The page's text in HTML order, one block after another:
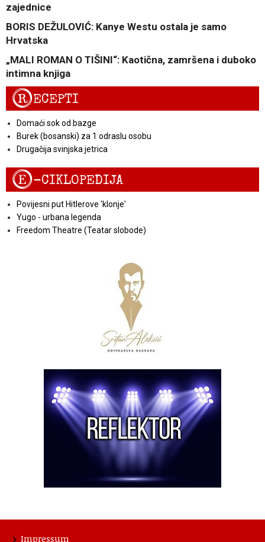
zajednice
BORIS DEŽULOVIĆ: Kanye Westu ostala je samo
Hrvatska
„MALI ROMAN O TIŠINI“: Kaotična, zamršena i duboko
intimna knjiga
RECEPTI
Domaći sok od bazge
Burek (bosanski) za 1 odraslu osobu
Drugačija svinjska jetrica
E-CIKLOPEDIJA
Povijesni put Hitlerove 'klonje'
Yugo - urbana legenda
Freedom Theatre (Teatar slobode)
Impressum